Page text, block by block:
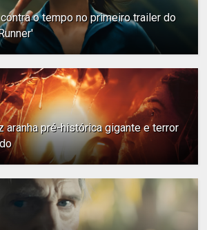
o tempo no primeiro trailer do
aranha pré-histórica gigante e terror